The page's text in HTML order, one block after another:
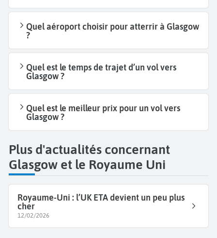
Quel aéroport choisir pour atterrir à Glasgow
?
Quel est le temps de trajet d’un vol vers
Glasgow ?
Quel est le meilleur prix pour un vol vers
Glasgow ?
Plus d'actualités concernant
Glasgow et le Royaume Uni
Royaume-Uni : l’UK ETA devient un peu plus
cher
12/02/2026